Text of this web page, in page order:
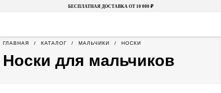
БЕСПЛАТНАЯ ДОСТАВКА ОТ 10 000 ₽
ГЛАВНАЯ КАТАЛОГ МАЛЬЧИКИ НОСКИ
Носки для мальчиков